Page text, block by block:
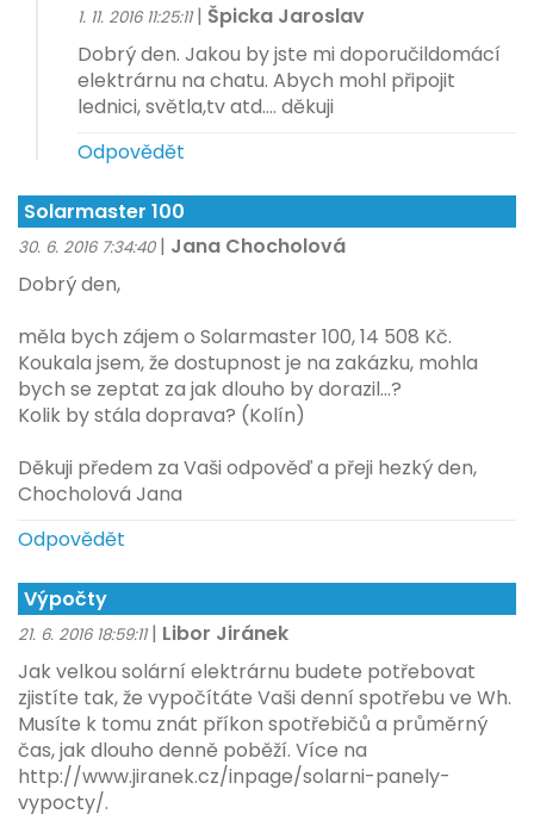
1. 11. 2016 11:25:11 | Špicka Jaroslav
Dobrý den. Jakou by jste mi doporučildomácí
elektrárnu na chatu. Abych mohl připojit
lednici, světla,tv atd.... děkuji
Odpovědět
Solarmaster 100
30. 6. 2016 7:34:40 | Jana Chocholová
Dobrý den,
měla bych zájem o Solarmaster 100, 14 508 Kč.
Koukala jsem, že dostupnost je na zakázku, mohla
bych se zeptat za jak dlouho by dorazil...?
Kolik by stála doprava? (Kolín)
Děkuji předem za Vaši odpověď a přeji hezký den,
Chocholová Jana
Odpovědět
Výpočty
21. 6. 2016 18:59:11 | Libor Jiránek
Jak velkou solární elektrárnu budete potřebovat
zjistíte tak, že vypočítáte Vaši denní spotřebu ve Wh.
Musíte k tomu znát příkon spotřebičů a průměrný
čas, jak dlouho denně poběží. Více na
http://www.jiranek.cz/inpage/solarni-panely-
vypocty/.